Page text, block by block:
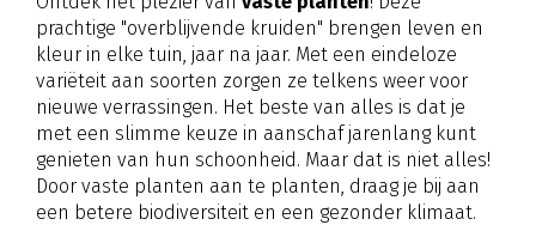
prachtige "overblijvende kruiden" brengen leven en
kleur in elke tuin, jaar na jaar. Met een eindeloze
variëteit aan soorten zorgen ze telkens weer voor
nieuwe verrassingen. Het beste van alles is dat je
met een slimme keuze in aanschaf jarenlang kunt
genieten van hun schoonheid. Maar dat is niet alles!
Door vaste planten aan te planten, draag je bij aan
een betere biodiversiteit en een gezonder klimaat.